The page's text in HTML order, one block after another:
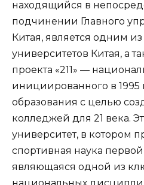
находящийся в
подчинении Главного
Китая, является одним
университетов Китая, а
проекта «211» —
инициированного в 1995
образования с целью
колледжей для 21 века.
университет, в котором
спортивная наука
являющаяся одной из